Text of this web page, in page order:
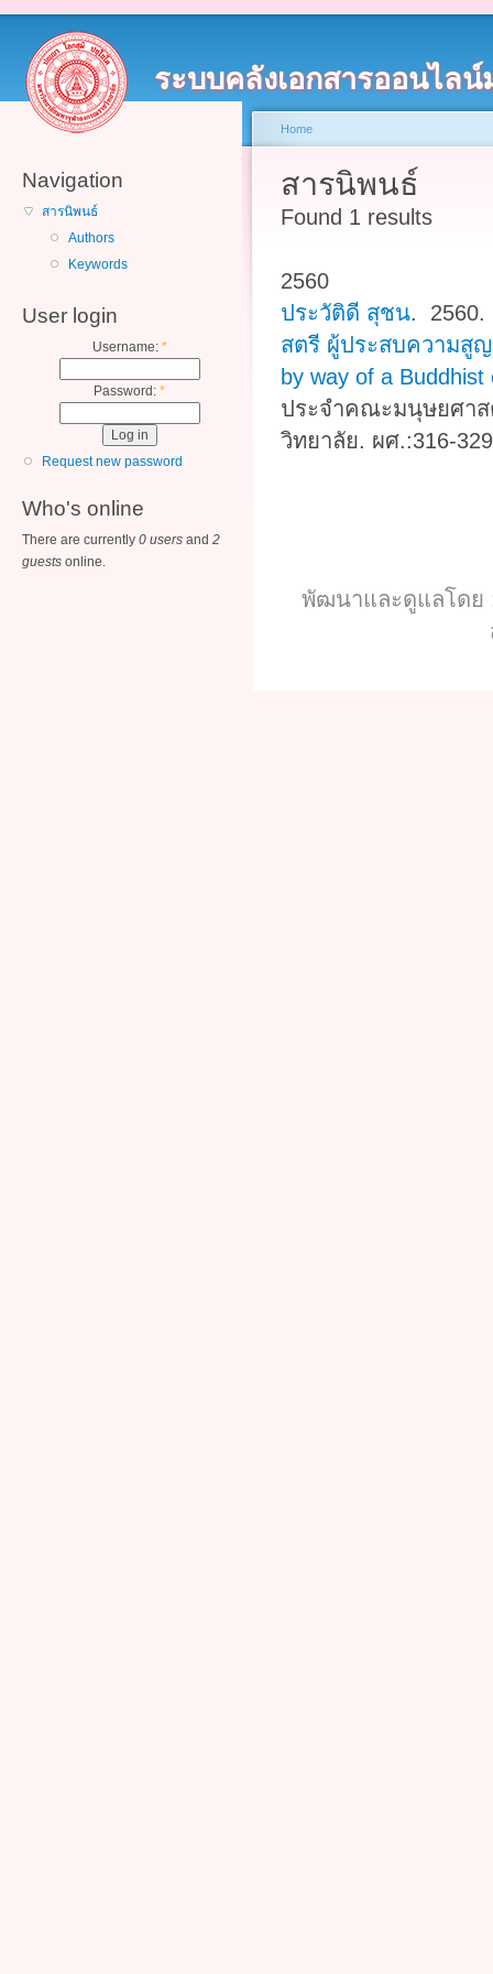
ระบบคลังเอกสารออนไล
Navigation
สารนิพนธ์
Authors
Keywords
User login
Username: *
Password: *
Request new password
Who's online
There are currently 0 users and 2
guests online.
Home
สารนิพนธ์
Found 1 results
2560
ประวัติดี สุชน.
สตรี ผู้ประสบความสูญ
by way of a
ประจำคณะมนุษยศา
วิทยาลัย. ผศ.:316-
พัฒนาและดูแลโดย